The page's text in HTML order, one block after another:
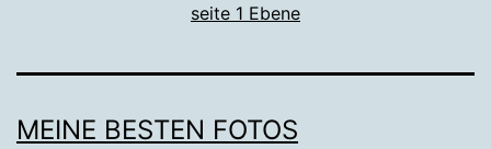
seite 1 Ebene
MEINE BESTEN FOTOS